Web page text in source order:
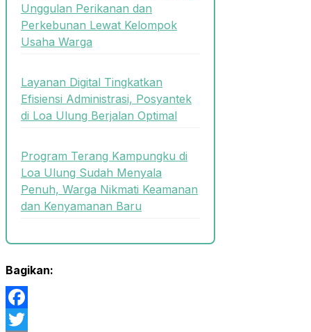
Unggulan Perikanan dan
Perkebunan Lewat Kelompok
Usaha Warga
Layanan Digital Tingkatkan
Efisiensi Administrasi, Posyantek
di Loa Ulung Berjalan Optimal
Program Terang Kampungku di
Loa Ulung Sudah Menyala
Penuh, Warga Nikmati Keamanan
dan Kenyamanan Baru
Bagikan:
Facebook